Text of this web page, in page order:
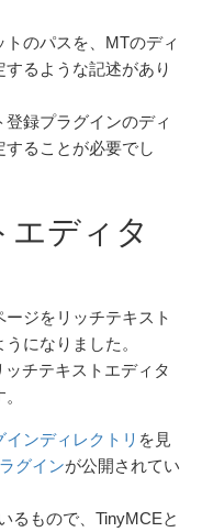
トのパスを、MTのディ
るような記述があり
録プラグインのディ
ることが必要でし
エディタ
ジをリッチテキスト
になりました。
チテキストエディタ
ンディレクトリ を見
グインが公開されてい
るもので、TinyMCEと